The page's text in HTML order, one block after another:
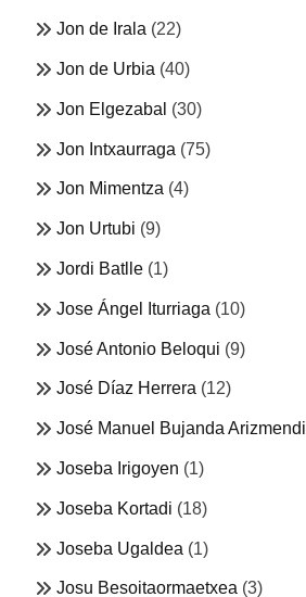
Jon de Irala (22)
Jon de Urbia (40)
Jon Elgezabal (30)
Jon Intxaurraga (75)
Jon Mimentza (4)
Jon Urtubi (9)
Jordi Batlle (1)
Jose Ángel Iturriaga (10)
José Antonio Beloqui (9)
José Díaz Herrera (12)
José Manuel Bujanda Arizmendi
Joseba Irigoyen (1)
Joseba Kortadi (18)
Joseba Ugaldea (1)
Josu Besoitaormaetxea (3)